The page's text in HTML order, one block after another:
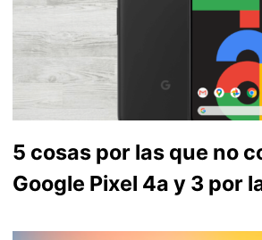
5 cosas por las que no
Google Pixel 4a y 3 por